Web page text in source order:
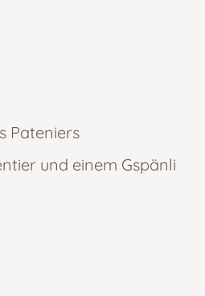
Pateniers
und einem Gspänli